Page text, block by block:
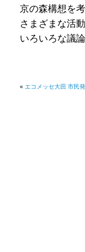
京の森構想を
さまざまな活
いろいろな議
« エコメッセ大田 市民